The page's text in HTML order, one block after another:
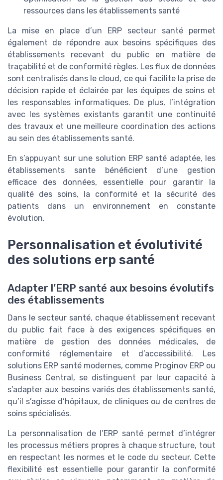
ressources dans les établissements santé
La mise en place d’un ERP secteur santé permet
également de répondre aux besoins spécifiques des
établissements recevant du public en matière de
traçabilité et de conformité règles. Les flux de données
sont centralisés dans le cloud, ce qui facilite la prise de
décision rapide et éclairée par les équipes de soins et
les responsables informatiques. De plus, l’intégration
avec les systèmes existants garantit une continuité
des travaux et une meilleure coordination des actions
au sein des établissements santé.
En s’appuyant sur une solution ERP santé adaptée, les
établissements sante bénéficient d’une gestion
efficace des données, essentielle pour garantir la
qualité des soins, la conformité et la sécurité des
patients dans un environnement en constante
évolution.
Personnalisation et évolutivité
des solutions erp santé
Adapter l’ERP santé aux besoins évolutifs
des établissements
Dans le secteur santé, chaque établissement recevant
du public fait face à des exigences spécifiques en
matière de gestion des données médicales, de
conformité réglementaire et d’accessibilité. Les
solutions ERP santé modernes, comme Proginov ERP ou
Business Central, se distinguent par leur capacité à
s’adapter aux besoins variés des établissements santé,
qu’il s’agisse d’hôpitaux, de cliniques ou de centres de
soins spécialisés.
La personnalisation de l’ERP santé permet d’intégrer
les processus métiers propres à chaque structure, tout
en respectant les normes et le code du secteur. Cette
flexibilité est essentielle pour garantir la conformité